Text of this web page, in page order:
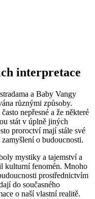
interpretace
a Baby Vangy
různými způsoby.
nepřesné a že některé
stát v úplně jiných
proroctví mají stále své
o budoucnosti.
mystiky a tajemství a
kulturní fenomén. Mnoho
prostřednictvím
do současného
o naší vlastní realitě.